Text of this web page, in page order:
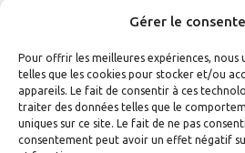
Gérer le
Pour offrir les meilleures expériences, nous
telles que les cookies pour stocker et/ou
appareils. Le fait de consentir à ces
traiter des données telles que le
uniques sur ce site. Le fait de ne pas
consentement peut avoir un effet négatif
FACEBOOK INSTAGRAM